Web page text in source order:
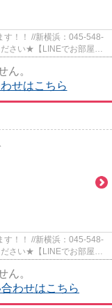
す！！ //新横浜：045-548-
さい★【LINEでお部屋探
ん。
せはこちら
す！！ //新横浜：045-548-
さい★【LINEでお部屋探
ん。
わせはこちら